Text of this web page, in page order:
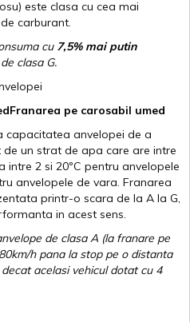
este clasa cu cea mai
carburant.
cu 7,5% mai putin
clasa G.
Franarea pe carosabil umed
capacitatea anvelopei de a
un strat de apa care are intre
intre 2 si 20ºC pentru anvelopele
anvelopele de vara. Franarea
printr-o scara de la A la G,
in acest sens.
de clasa A (la franare pe
h pana la stop pe o distanta
acelasi vehicul dotat cu 4